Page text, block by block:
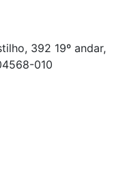
392 19º andar,
010